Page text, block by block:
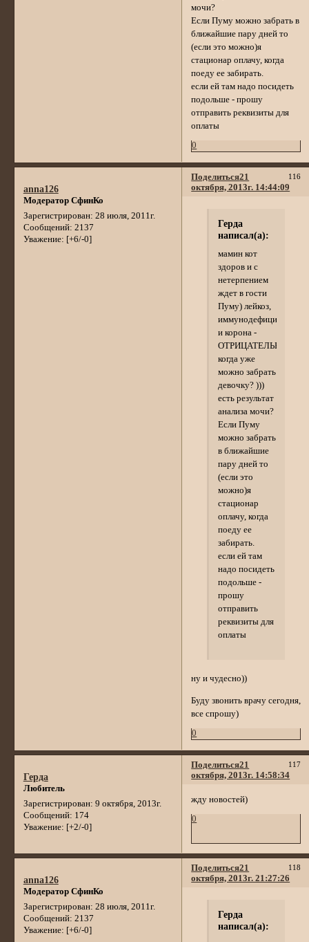
мочи?
Если Пуму можно забрать в
ближайшие пару дней то
(если это можно)я
стационар оплачу, когда
поеду ее забирать.
если ей там надо посидеть
подольше - прошу
отправить реквизиты для
оплаты
0
Поделиться 116
21
октября, 2013г. 14:44:09
anna126
Модератор СфинКо
Зарегистрирован: 28 июля, 2011г.
Сообщений: 2137
Уважение: [+6/-0]
Герда
написал(а):
мамин кот
здоров и с
нетерпением
ждет в гости
Пуму) лейкоз,
иммунодефицит
и корона -
ОТРИЦАТЕЛЬНО)
когда уже
можно забрать
девочку? )))
есть результат
анализа мочи?
Если Пуму
можно забрать
в ближайшие
пару дней то
(если это
можно)я
стационар
оплачу, когда
поеду ее
забирать.
если ей там
надо посидеть
подольше -
прошу
отправить
реквизиты для
оплаты
ну и чудесно))
Буду звонить врачу сегодня,
все спрошу)
0
Поделиться 117
21
октября, 2013г. 14:58:34
Герда
Любитель
Зарегистрирован: 9 октября, 2013г.
Сообщений: 174
Уважение: [+2/-0]
жду новостей)
0
Поделиться 118
21
октября, 2013г. 21:27:26
anna126
Модератор СфинКо
Зарегистрирован: 28 июля, 2011г.
Сообщений: 2137
Уважение: [+6/-0]
Герда
написал(а):